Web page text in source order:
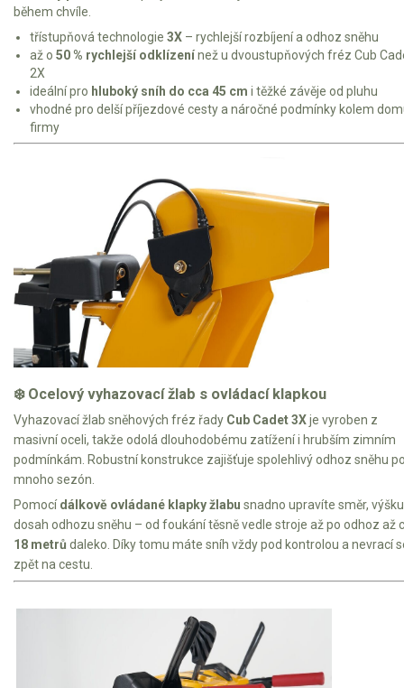
Zahradní traktory
Řetězové pily
Náhradní díly pro křovinořezy
Náhradní díly pro sekačky
během chvíle.
třístupňová technologie 3X – rychlejší rozbíjení a odhoz sněhu
až o 50 % rychlejší odklízenínež u dvoustupňových fréz Cub
2X
ideální pro hluboký sníh do cca 45 cm i těžké závěje od pluhu
vhodné pro delší příjezdové cesty a náročné podmínky kolem
firmy
❄️ Ocelový vyhazovací žlab s ovládací klapkou
Vyhazovací žlab sněhových fréz řady Cub Cadet 3Xje vyroben z
masivní oceli, takže odolá dlouhodobému zatížení i hrubším zimním
podmínkám. Robustní konstrukce zajišťuje spolehlivý odhoz sněhu
mnoho sezón.
Pomocídálkově ovládané klapky žlabu snadno upravíte směr,
dosah odhozu sněhu – od foukání těsně vedle stroje až po odhoz až
18 metrů daleko. Díky tomu máte sníh vždy pod kontrolou a nevrací
zpět na cestu.